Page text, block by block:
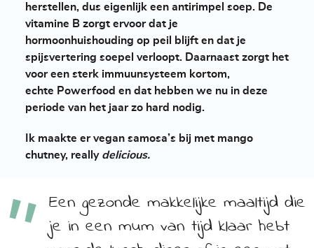
herstellen, dus eigenlijk een antirimpel soep. De
vitamine B zorgt ervoor dat je
hormoonhuishouding op peil blijft en dat je
spijsvertering soepel verloopt. Daarnaast zorgt het
voor een sterk immuunsysteem kortom,
echte Powerfood en dat hebben we nu in deze
periode van het jaar zo hard nodig.
Ik maakte er vegan samosa’s bij met mango
chutney, really delicious.
Een gezonde makkelijke maaltijd die
je in een mum van tijd klaar hebt